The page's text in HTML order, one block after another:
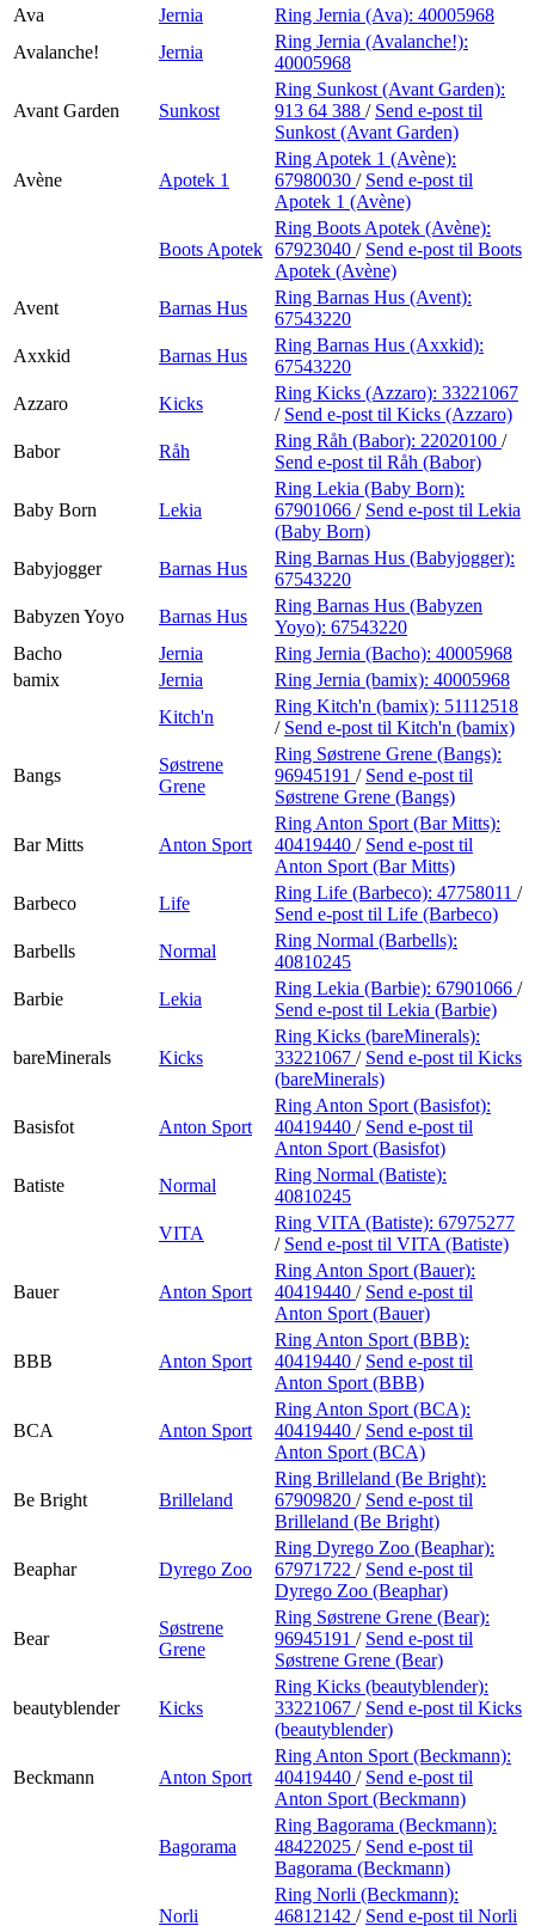
Ava
Jernia Ring Jernia (Ava): 40005968
Avalanche!
Jernia
Ring Jernia (Avalanche!):
40005968
Avant Garden Sunkost
Ring Sunkost (Avant Garden):
913 64 388 / Send e-post til
Sunkost (Avant Garden)
Avène Apotek 1
Ring Apotek 1 (Avène):
67980030 / Send e-post til
Apotek 1 (Avène)
Boots Apotek
Ring Boots Apotek (Avène):
67923040 / Send e-post til Boots
Apotek (Avène)
Avent
Barnas Hus
Ring Barnas Hus (Avent):
67543220
Axxkid
Barnas Hus
Ring Barnas Hus (Axxkid):
67543220
Azzaro
Kicks
Ring Kicks (Azzaro): 33221067
/ Send e-post til Kicks (Azzaro)
Babor
Råh
Ring Råh (Babor): 22020100 /
Send e-post til Råh (Babor)
Baby Born Lekia
Ring Lekia (Baby Born):
67901066 / Send e-post til Lekia
(Baby Born)
Babyjogger
Barnas Hus
Ring Barnas Hus (Babyjogger):
67543220
Babyzen Yoyo
Barnas Hus
Ring Barnas Hus (Babyzen
Yoyo): 67543220
Bacho
Jernia Ring Jernia (Bacho): 40005968
bamix
Jernia Ring Jernia (bamix): 40005968
Kitch'n
Ring Kitch'n (bamix): 51112518
/ Send e-post til Kitch'n (bamix)
Bangs
Søstrene
Grene
Ring Søstrene Grene (Bangs):
96945191 / Send e-post til
Søstrene Grene (Bangs)
Bar Mitts Anton Sport
Ring Anton Sport (Bar Mitts):
40419440 / Send e-post til
Anton Sport (Bar Mitts)
Barbeco
Life
Ring Life (Barbeco): 47758011 /
Send e-post til Life (Barbeco)
Barbells
Normal
Ring Normal (Barbells):
40810245
Barbie
Lekia
Ring Lekia (Barbie): 67901066 /
Send e-post til Lekia (Barbie)
bareMinerals Kicks
Ring Kicks (bareMinerals):
33221067 / Send e-post til Kicks
(bareMinerals)
Basisfot Anton Sport
Ring Anton Sport (Basisfot):
40419440 / Send e-post til
Anton Sport (Basisfot)
Batiste
Normal
Ring Normal (Batiste):
40810245
VITA
Ring VITA (Batiste): 67975277
/ Send e-post til VITA (Batiste)
Bauer Anton Sport
Ring Anton Sport (Bauer):
40419440 / Send e-post til
Anton Sport (Bauer)
BBB Anton Sport
Ring Anton Sport (BBB):
40419440 / Send e-post til
Anton Sport (BBB)
BCA Anton Sport
Ring Anton Sport (BCA):
40419440 / Send e-post til
Anton Sport (BCA)
Be Bright Brilleland
Ring Brilleland (Be Bright):
67909820 / Send e-post til
Brilleland (Be Bright)
Beaphar Dyrego Zoo
Ring Dyrego Zoo (Beaphar):
67971722 / Send e-post til
Dyrego Zoo (Beaphar)
Bear
Søstrene
Grene
Ring Søstrene Grene (Bear):
96945191 / Send e-post til
Søstrene Grene (Bear)
beautyblender Kicks
Ring Kicks (beautyblender):
33221067 / Send e-post til Kicks
(beautyblender)
Beckmann Anton Sport
Ring Anton Sport (Beckmann):
40419440 / Send e-post til
Anton Sport (Beckmann)
Bagorama
Ring Bagorama (Beckmann):
48422025 / Send e-post til
Bagorama (Beckmann)
Norli
Ring Norli (Beckmann):
46812142 / Send e-post til Norli